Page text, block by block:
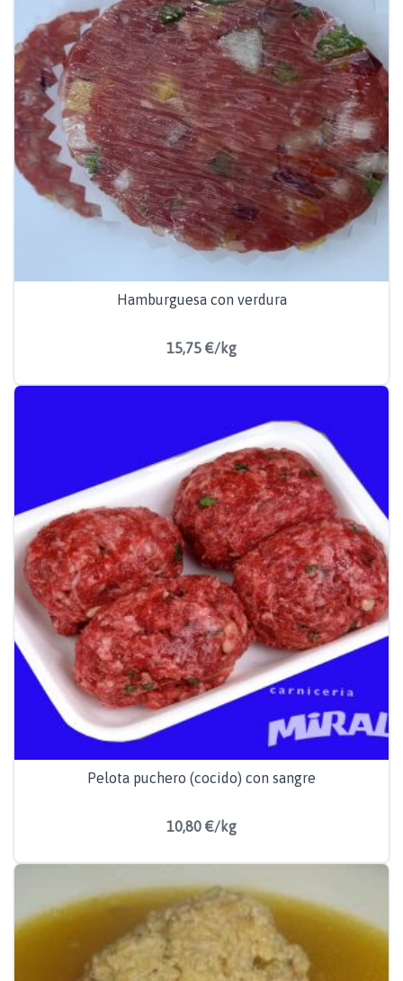
Hamburguesa con verdura
15,75 €/kg
Pelota puchero (cocido) con sangre
10,80 €/kg